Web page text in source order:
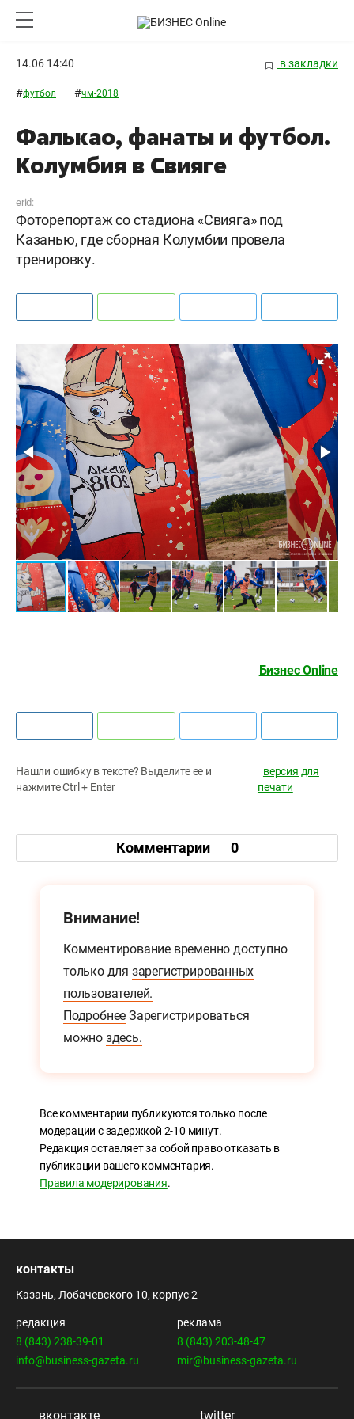
14.06 14:40 в закладки
#футбол #чм-2018
Фалькао, фанаты и футбол.
Колумбия в Свияге
erid:
Фоторепортаж со стадиона «Свияга» под
Казанью, где сборная Колумбии провела
тренировку.
Бизнес Online
Нашли ошибку в тексте? Выделите ее и
нажмите Ctrl + Enter
версия для
печати
Комментарии 0
Внимание!
Комментирование временно доступно
только для зарегистрированных
пользователей.
Подробнее Зарегистрироваться
можно здесь.
Все комментарии публикуются только после
модерации с задержкой 2-10 минут.
Редакция оставляет за собой право отказать в
публикации вашего комментария.
Правила модерирования.
контакты
Казань, Лобачевского 10, корпус 2
редакция
8 (843) 238-39-01
info@business-gazeta.ru
реклама
8 (843) 203-48-47
mir@business-gazeta.ru
вконтакте twitter